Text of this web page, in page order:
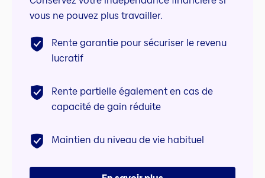
vous ne pouvez plus travailler.
Rente garantie pour sécuriser le revenu
lucratif
Rente partielle également en cas de
capacité de gain réduite
Maintien du niveau de vie habituel